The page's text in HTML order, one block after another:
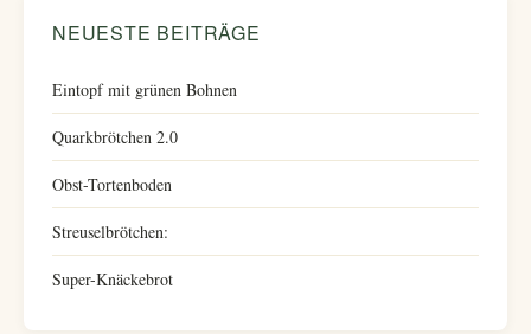
NEUESTE BEITRÄGE
Eintopf mit grünen Bohnen
Quarkbrötchen 2.0
Obst-Tortenboden
Streuselbrötchen:
Super-Knäckebrot